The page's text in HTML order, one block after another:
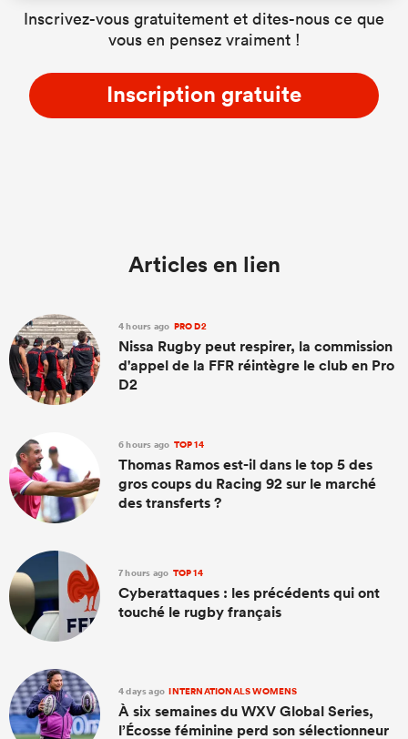
Inscrivez-vous gratuitement et dites-nous ce que
vous en pensez vraiment !
Inscription gratuite
Articles en lien
4 hours ago PRO D2
Nissa Rugby peut respirer, la commission
d'appel de la FFR réintègre le club en Pro
D2
6 hours ago TOP 14
Thomas Ramos est-il dans le top 5 des
gros coups du Racing 92 sur le marché
des transferts ?
7 hours ago TOP 14
Cyberattaques : les précédents qui ont
touché le rugby français
4 days ago INTERNATIONALS WOMENS
À six semaines du WXV Global Series,
l’Écosse féminine perd son sélectionneur